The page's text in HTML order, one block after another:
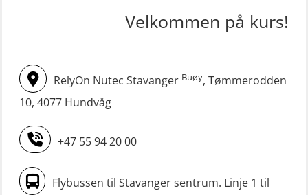
simulator (OSE161)
m/E-læring (OSEBLE006)
Livbåtfører fritt fall FF48 repetisjon
Livbåtfører grunnkurs m/E-læring
FF1200 (OSE1424)
Livbåtfører grunnkurs m/E-læring
STCW oppgradering for
dekksoffiserer uten fartstid 66 t
STCW oppgradering for
maskinoffiserer uten fartstid 66 t
(MBS125)
Sikkerhetskurs for ansatte på
oppdrettsanlegg (LBS100)
Velkommen på kurs!
RelyOn Nutec Stavanger Buøy, Tømmerodden
10, 4077 Hundvåg
+47 55 94 20 00
Flybussen til Stavanger sentrum. Linje 1 til